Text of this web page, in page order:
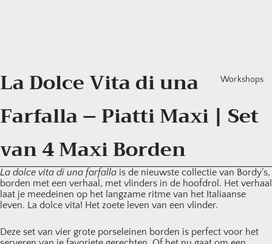
Workshops
La Dolce Vita di una
Farfalla – Piatti Maxi | Set
van 4 Maxi Borden
La dolce vita di una farfalla is de nieuwste collectie van Bordy’s,
borden met een verhaal, met vlinders in de hoofdrol. Het verhaal
laat je meedeinen op het langzame ritme van het Italiaanse
leven. La dolce vita! Het zoete leven van een vlinder.
Deze set van vier grote porseleinen borden is perfect voor het